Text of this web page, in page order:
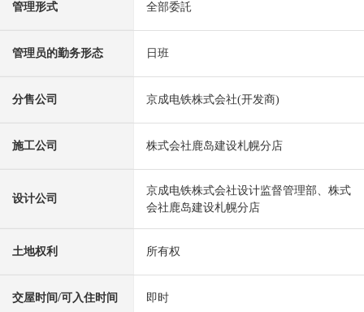
管理形式 全部委託
管理员的勤务形态 日班
分售公司 京成电铁株式会社(开发商)
施工公司 株式会社鹿岛建设札幌分店
设计公司
京成电铁株式会社设计监督管理部、株式
会社鹿岛建设札幌分店
土地权利 所有权
交屋时间/可入住时间 即时